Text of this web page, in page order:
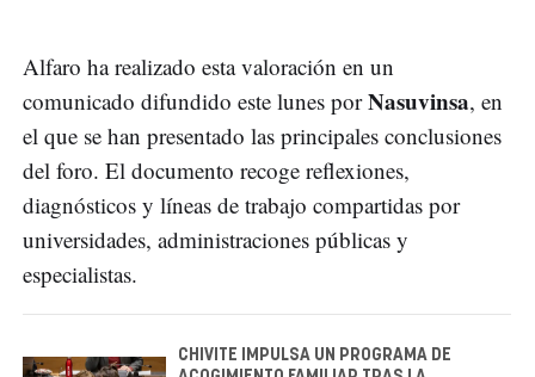
Alfaro ha realizado esta valoración en un
comunicado difundido este lunes porNasuvinsa, en
el que se han presentado las principales conclusiones
del foro. El documento recoge reflexiones,
diagnósticos y líneas de trabajo compartidas por
universidades, administraciones públicas y
especialistas.
CHIVITE IMPULSA UN PROGRAMA DE